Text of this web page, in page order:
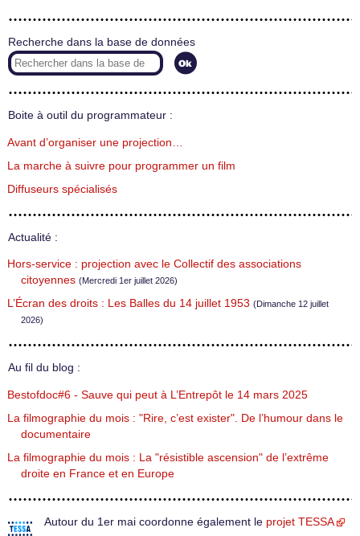
Recherche dans la base de données
Boite à outil du programmateur :
Avant d’organiser une projection…
La marche à suivre pour programmer un film
Diffuseurs spécialisés
Actualité :
Hors-service : projection avec le Collectif des associations
citoyennes (Mercredi 1er juillet 2026)
L’Écran des droits : Les Balles du 14 juillet 1953 (Dimanche 12 juillet
2026)
Au fil du blog :
Bestofdoc#6 - Sauve qui peut à L’Entrepôt le 14 mars 2025
La filmographie du mois : "Rire, c’est exister". De l’humour dans le
documentaire
La filmographie du mois : La "résistible ascension" de l’extrême
droite en France et en Europe
Autour du 1er mai coordonne également le projet TESSA